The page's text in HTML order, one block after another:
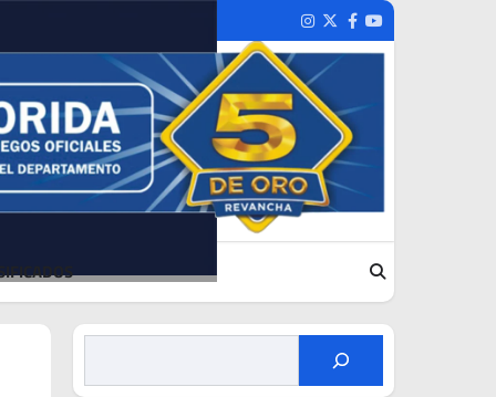
Instagram
TwitterFacebook
Youtube